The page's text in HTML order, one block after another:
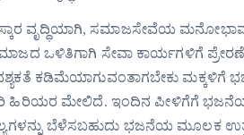
ವೃದ್ಧಿಯಾಗಿ, ಸಮಾಜಸೇವೆಯ ಮನೋಭಾವ
ಒಳಿತಿಗಾಗಿ ಸೇವಾ ಕಾರ್ಯಗಳಿಗೆ
ಕಡಿಮೆಯಾಗುವಂತಾಗಬೇಕು
ಹಿರಿಯರ ಮೇಲಿದೆ. ಇಂದಿನ ಪೀಳಿಗೆಗೆ ಭಜನೆಯ
ಬೆಳೆಸಬಹುದು ಭಜನೆಯ ಮೂಲಕ